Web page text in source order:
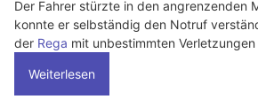
Der Fahrer stürzte in den angrenzenden
konnte er selbständig den Notruf
der Rega mit unbestimmten
Weiterlesen